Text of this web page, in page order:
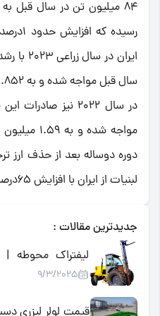
رسیده
سال قبل مواجه شده و به 1.852 میلیون تن رسیده است .
در سال 2022 نیز
مواجه شده
دوره دوساله بعد از حذف ارز
لبنیات از ایران با افزایش 65درصدی مواجه شده است .
جدیدترین مقالات :
لیفتراک محوطه |
لیفتراک فضای باز و
9/3/2025
قیمت لولر لیزری